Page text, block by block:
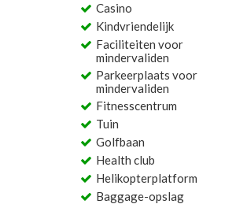
Casino
Kindvriendelijk
Faciliteiten voor
mindervaliden
Parkeerplaats voor
mindervaliden
Fitnesscentrum
Tuin
Golfbaan
Health club
Helikopterplatform
Baggage-opslag